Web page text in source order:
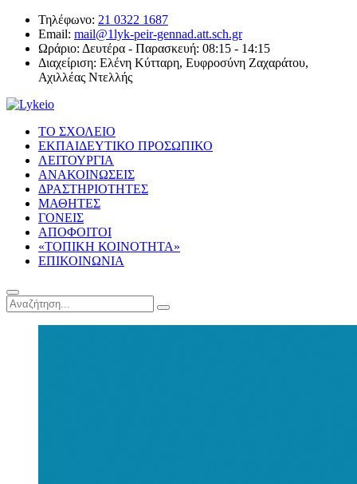
Τηλέφωνο: 21 0322 1687
Email: mail@1lyk-peir-gennad.att.sch.gr
Ωράριο: Δευτέρα - Παρασκευή: 08:15 - 14:15
Διαχείριση: Ελένη Κύτταρη, Ευφροσύνη Ζαχαράτου,
Αχιλλέας Ντελλής
ΤΟ ΣΧΟΛΕΙΟ
ΕΚΠΑΙΔΕΥΤΙΚΟ ΠΡΟΣΩΠΙΚΟ
ΛΕΙΤΟΥΡΓΙΑ
ΑΝΑΚΟΙΝΩΣΕΙΣ
ΔΡΑΣΤΗΡΙΟΤΗΤΕΣ
ΜΑΘΗΤΕΣ
ΓΟΝΕΙΣ
ΑΠΟΦΟΙΤΟΙ
«ΤΟΠΙΚΗ ΚΟΙΝΟΤΗΤΑ»
ΕΠΙΚΟΙΝΩΝΙΑ